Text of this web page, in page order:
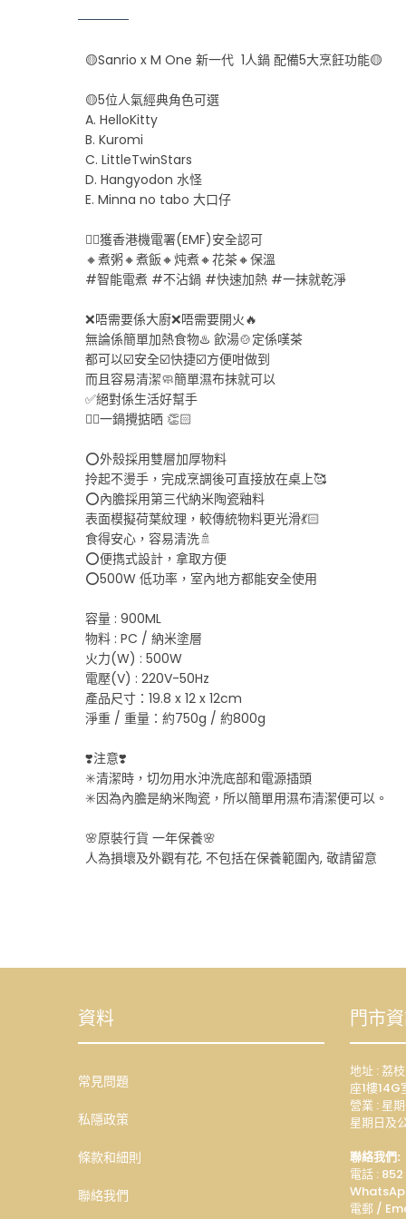
🟡Sanrio x M One 新一代 1人鍋 配備5大烹飪功能🟡
🟡5位人氣經典角色可選
A. HelloKitty
B. Kuromi
C. LittleTwinStars
D. Hangyodon 水怪
E. Minna no tabo 大口仔
👍🏻獲香港機電署(EMF)安全認可
🔸煮粥🔸煮飯🔸炖煮🔸花茶🔸保溫
#智能電煮 #不沾鍋 #快速加熱 #一抹就乾淨
❌唔需要係大廚❌唔需要開火🔥
無論係簡單加熱食物♨️ 飲湯🍲定係嘆茶
都可以☑️安全☑️快捷☑️方便咁做到
而且容易清潔🧼簡單濕布抹就可以
✅絕對係生活好幫手
👍🏻一鍋攪掂晒 👏🏻
⭕️外殼採用雙層加厚物料
拎起不燙手，完成烹調後可直接放在桌上🥰
⭕️內膽採用第三代納米陶瓷釉料
表面模擬荷葉紋理，較傳統物料更光滑💃🏻
食得安心，容易清洗🚿
⭕️便擕式設計，拿取方便
⭕️500W 低功率，室內地方都能安全使用
容量 : 900ML
物料 : PC / 納米塗層
火力(W) : 500W
電壓(V) : 220V-50Hz
產品尺寸：19.8 x 12 x 12cm
淨重 / 重量：約750g / 約800g
❣️注意❣️
✳️清潔時，切勿用水沖洗底部和電源插頭
✳️因為內膽是納米陶瓷，所以簡單用濕布清潔便可以。
🌸原裝行貨 一年保養🌸
人為損壞及外觀有花, 不包括在保養範圍內, 敬請留意
資料
常見問題
私隱政策
條款和細則
聯絡我們
門市
地址 : 荔
座1樓
營業 : 星
星期日及
聯絡我們:
電話 :
電郵 /